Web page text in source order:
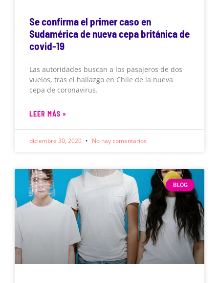
Se confirma el primer caso en
Sudamérica de nueva cepa británica de
covid-19
Las autoridades buscan a los pasajeros de dos
vuelos, tras el hallazgo en Chile de la nueva
cepa de coronavirus.
LEER MÁS »
diciembre 30, 2020 No hay comentarios
BLOG